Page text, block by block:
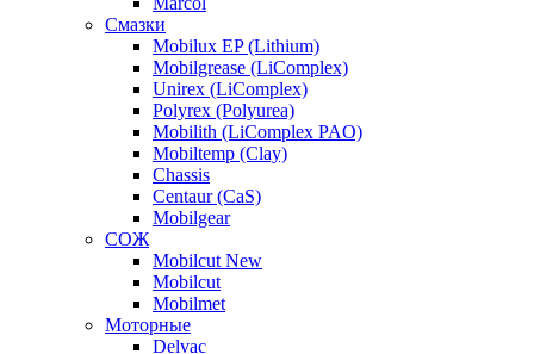
Смазки
Mobilux EP (Lithium)
Mobilgrease (LiComplex)
Unirex (LiComplex)
Polyrex (Polyurea)
Mobilith (LiComplex PAO)
Mobiltemp (Clay)
Chassis
Centaur (CaS)
Mobilgear
СОЖ
Mobilcut New
Mobilcut
Mobilmet
Моторные
Delvac